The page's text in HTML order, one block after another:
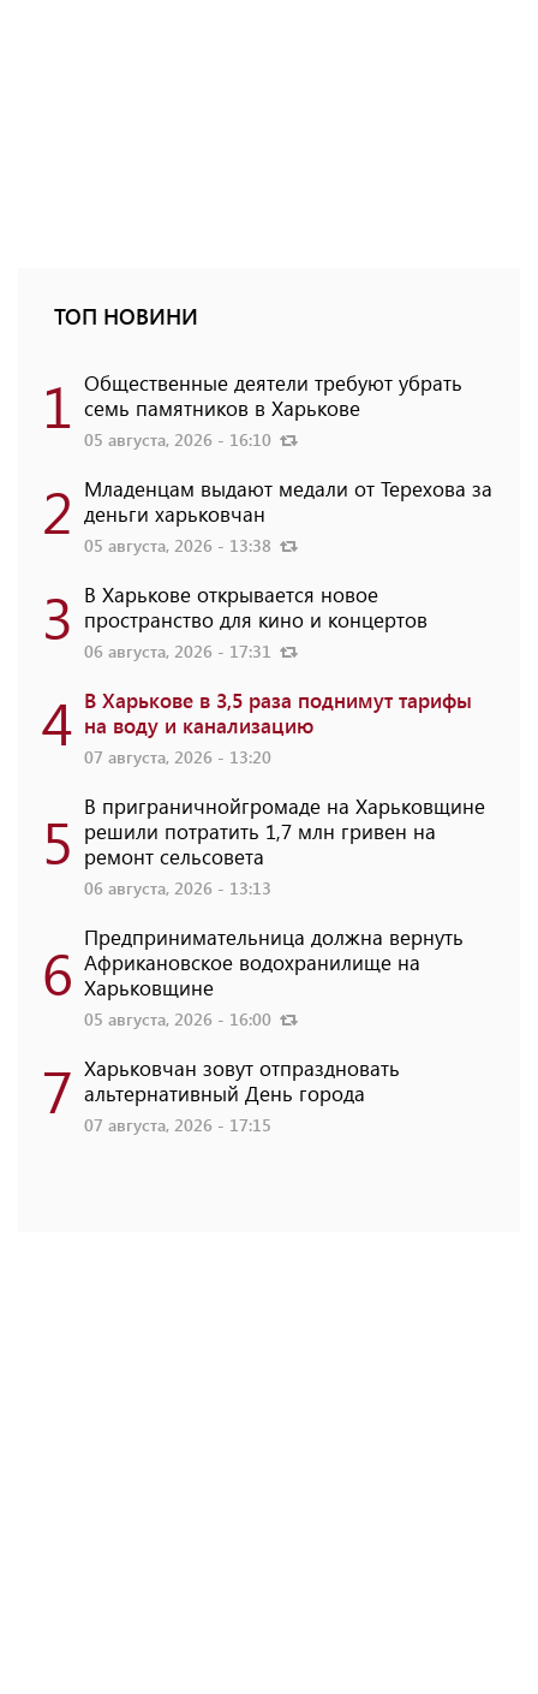
ТОП НОВИНИ
1 Общественные деятели требуют убрать
семь памятников в Харькове
05 августа, 2026 - 16:10
2 Младенцам выдают медали от Терехова за
деньги харьковчан
05 августа, 2026 - 13:38
3 В Харькове открывается новое
пространство для кино и концертов
06 августа, 2026 - 17:31
4 В Харькове в 3,5 раза поднимут тарифы
на воду и канализацию
07 августа, 2026 - 13:20
5 В приграничнойгромаде на Харьковщине
решили потратить 1,7 млн ​​гривен на
ремонт сельсовета
06 августа, 2026 - 13:13
6 Предпринимательница должна вернуть
Африкановское водохранилище на
Харьковщине
05 августа, 2026 - 16:00
7 Харьковчан зовут отпраздновать
альтернативный День города
07 августа, 2026 - 17:15